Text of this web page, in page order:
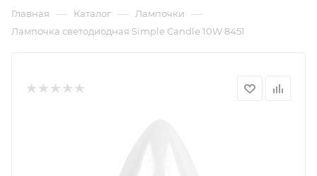
Главная — Каталог — Лампочки —
Лампочка светодиодная Simple Candle 10W 8451